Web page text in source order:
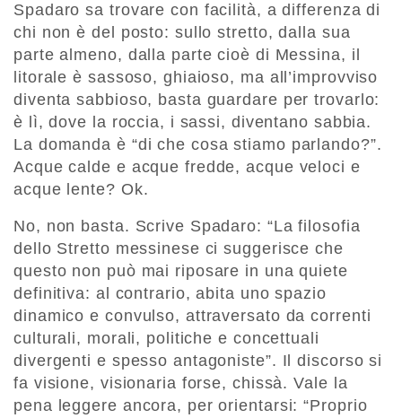
Spadaro sa trovare con facilità, a differenza di
chi non è del posto: sullo stretto, dalla sua
parte almeno, dalla parte cioè di Messina, il
litorale è sassoso, ghiaioso, ma all’improvviso
diventa sabbioso, basta guardare per trovarlo:
è lì, dove la roccia, i sassi, diventano sabbia.
La domanda è “di che cosa stiamo parlando?”.
Acque calde e acque fredde, acque veloci e
acque lente? Ok.
No, non basta. Scrive Spadaro: “La filosofia
dello Stretto messinese ci suggerisce che
questo non può mai riposare in una quiete
definitiva: al contrario, abita uno spazio
dinamico e convulso, attraversato da correnti
culturali, morali, politiche e concettuali
divergenti e spesso antagoniste”. Il discorso si
fa visione, visionaria forse, chissà. Vale la
pena leggere ancora, per orientarsi: “Proprio